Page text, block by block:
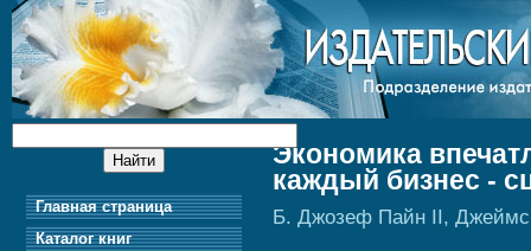
Экономика
каждый бизнес -
Б. Джозеф Пайн II,
Главная страница
Каталог книг